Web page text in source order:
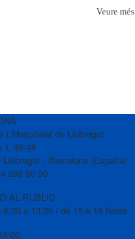
Veure més
L'Hospitalet de Llobregat
I, 46-48
- Barcelona (España)
298 80 00
AL PUBLIC
a 13:30 i de 15 a 18 hores